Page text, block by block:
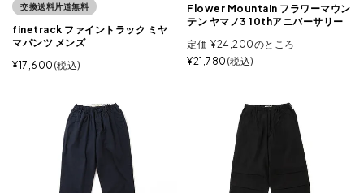
交換送料片道無料
finetrack ファイントラック ミヤ
マパンツ メンズ
¥17,600 税込
Flower Mountain フラワーマウン
テン ヤマノ3 10thアニバーサリー
定価 ¥24,200のところ
¥21,780 税込